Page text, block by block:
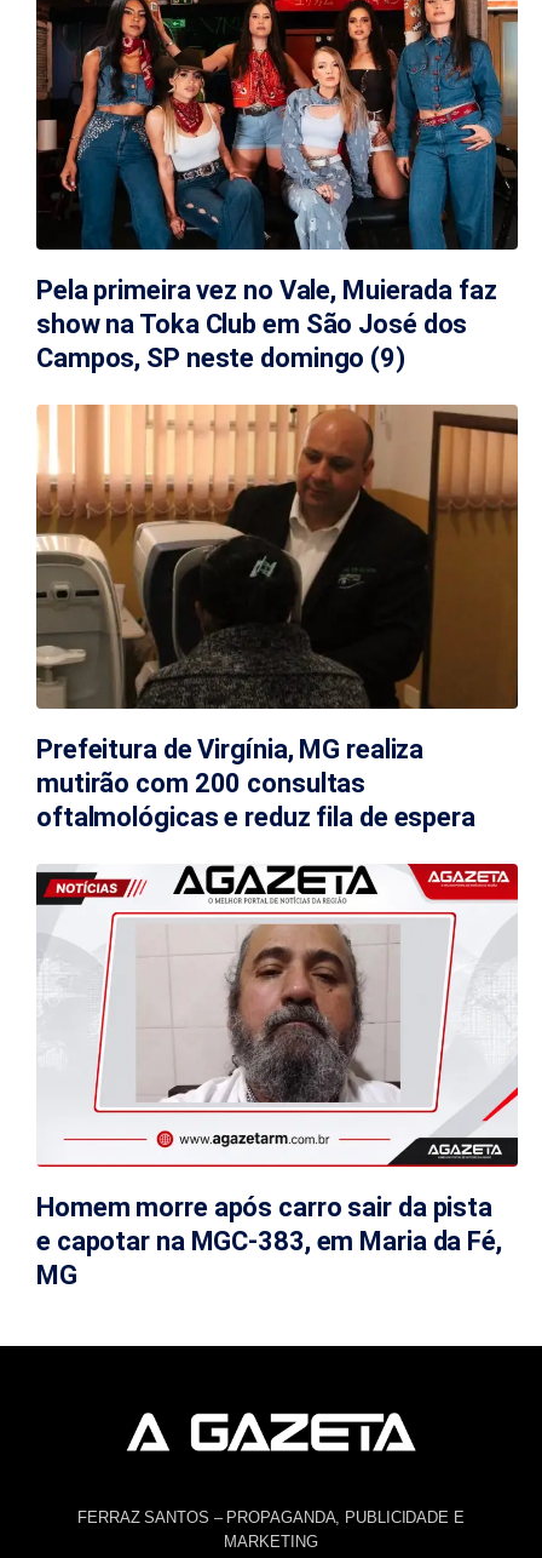
Pela primeira vez no Vale, Muierada faz
show na Toka Club em São José dos
Campos, SP neste domingo (9)
Prefeitura de Virgínia, MG realiza
mutirão com 200 consultas
oftalmológicas e reduz fila de espera
Homem morre após carro sair da pista
e capotar na MGC-383, em Maria da Fé,
MG
FERRAZ SANTOS – PROPAGANDA, PUBLICIDADE E
MARKETING